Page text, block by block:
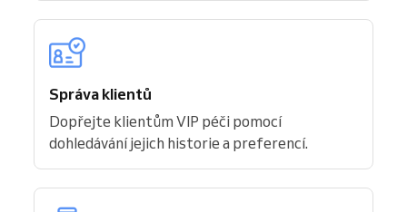
Správa klientů
Dopřejte klientům VIP péči pomocí
dohledávání jejich historie a preferencí.